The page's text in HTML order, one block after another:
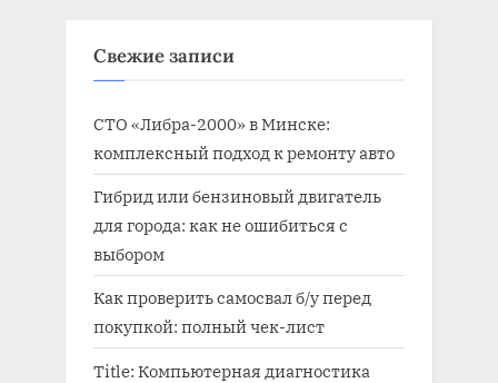
Свежие записи
СТО «Либра-2000» в Минске:
комплексный подход к ремонту авто
Гибрид или бензиновый двигатель
для города: как не ошибиться с
выбором
Как проверить самосвал б/у перед
покупкой: полный чек-лист
Title: Компьютерная диагностика